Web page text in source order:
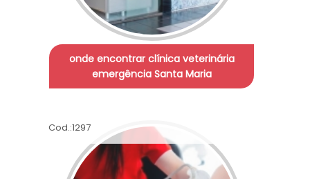
onde encontrar clínica veterinária
emergência Santa Maria
Cod.:1297